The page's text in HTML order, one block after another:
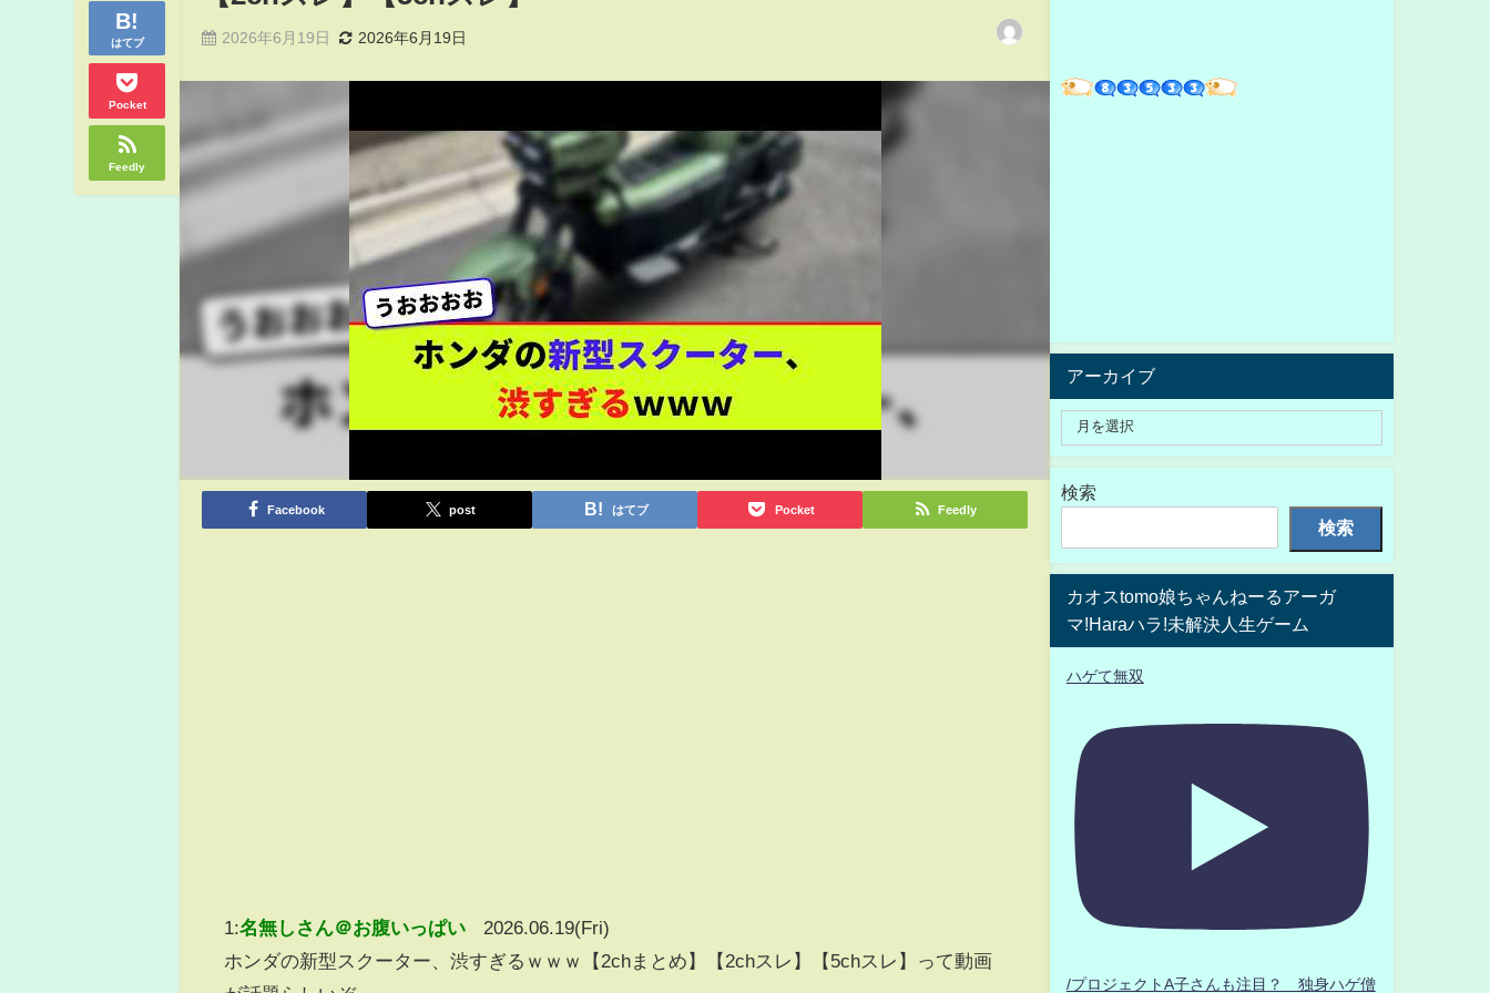
はてブ
Pocket
Feedly
2026年6月19日 2026年6月19日
Facebook post はてブ Pocket Feedly
1:名無しさん＠お腹いっぱい
2026.06.19(Fri)
ホンダの新型スクーター、渋すぎるｗｗｗ【2chまとめ】【2chスレ】【5chスレ】って動画
アーカイブ
検索
検索
カオスtomo娘ちゃんねーるアーガ
マ!Haraハラ!未解決人生ゲーム
ハゲて無双
/プロジェクトA子さんも注目？ 独身ハゲ僧